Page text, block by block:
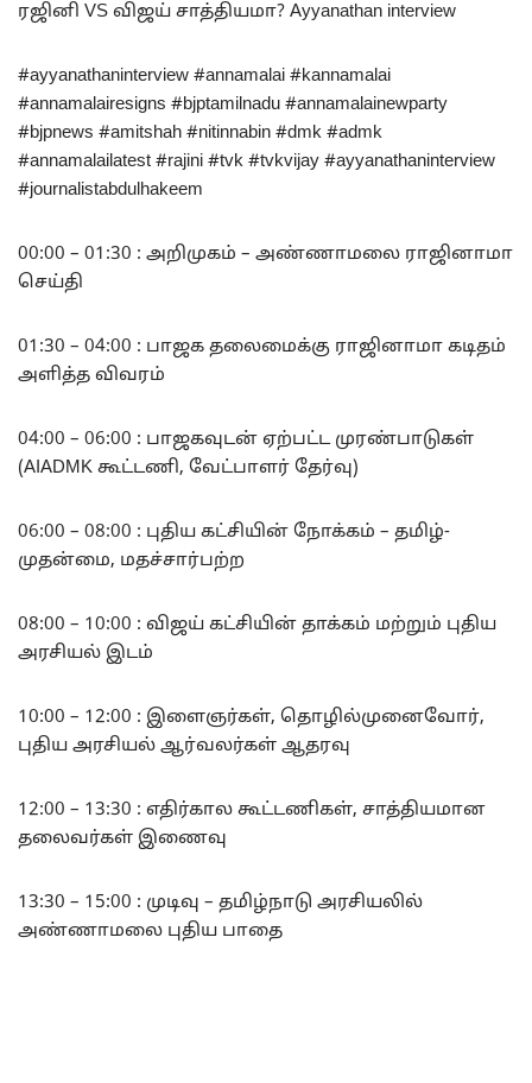
ரஜினி VS விஜய் சாத்தியமா? Ayyanathan interview
#ayyanathaninterview #annamalai #kannamalai
#annamalairesigns #bjptamilnadu #annamalainewparty
#bjpnews #amitshah #nitinnabin #dmk #admk
#annamalailatest #rajini #tvk #tvkvijay #ayyanathaninterview
#journalistabdulhakeem
00:00 – 01:30 : அறிமுகம் – அண்ணாமலை ராஜினாமா
செய்தி
01:30 – 04:00 : பாஜக தலைமைக்கு ராஜினாமா கடிதம்
அளித்த விவரம்
04:00 – 06:00 : பாஜகவுடன் ஏற்பட்ட முரண்பாடுகள்
(AIADMK கூட்டணி, வேட்பாளர் தேர்வு)
06:00 – 08:00 : புதிய கட்சியின் நோக்கம் – தமிழ்-
முதன்மை, மதச்சார்பற்ற
08:00 – 10:00 : விஜய் கட்சியின் தாக்கம் மற்றும் புதிய
அரசியல் இடம்
10:00 – 12:00 : இளைஞர்கள், தொழில்முனைவோர்,
புதிய அரசியல் ஆர்வலர்கள் ஆதரவு
12:00 – 13:30 : எதிர்கால கூட்டணிகள், சாத்தியமான
தலைவர்கள் இணைவு
13:30 – 15:00 : முடிவு – தமிழ்நாடு அரசியலில்
அண்ணாமலை புதிய பாதை